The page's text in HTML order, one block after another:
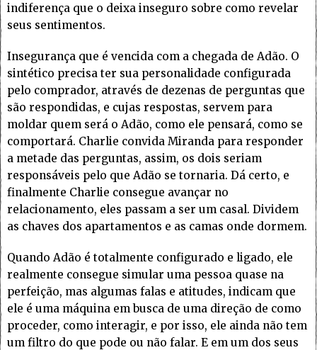
indiferença que o deixa inseguro sobre como revelar
seus sentimentos.
Insegurança que é vencida com a chegada de Adão. O
sintético precisa ter sua personalidade configurada
pelo comprador, através de dezenas de perguntas que
são respondidas, e cujas respostas, servem para
moldar quem será o Adão, como ele pensará, como se
comportará. Charlie convida Miranda para responder
a metade das perguntas, assim, os dois seriam
responsáveis pelo que Adão se tornaria. Dá certo, e
finalmente Charlie consegue avançar no
relacionamento, eles passam a ser um casal. Dividem
as chaves dos apartamentos e as camas onde dormem.
Quando Adão é totalmente configurado e ligado, ele
realmente consegue simular uma pessoa quase na
perfeição, mas algumas falas e atitudes, indicam que
ele é uma máquina em busca de uma direção de como
proceder, como interagir, e por isso, ele ainda não tem
um filtro do que pode ou não falar. E em um dos seus